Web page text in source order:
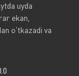
uyda
ekan,
o'tkazadi va